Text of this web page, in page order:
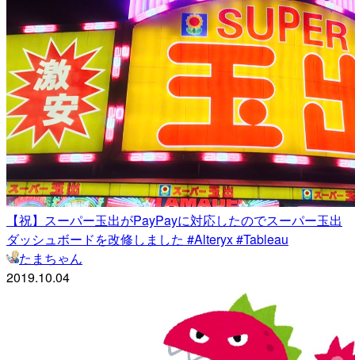
【祝】スーパー玉出がPayPayに対応したのでスーパー玉出
ダッシュボードを改修しました #Alteryx #Tableau
たまちゃん
2019.10.04